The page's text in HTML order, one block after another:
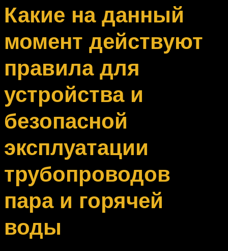
Меню
Какие на данный
момент действуют
правила для
устройства и
безопасной
эксплуатации
трубопроводов
пара и горячей
воды